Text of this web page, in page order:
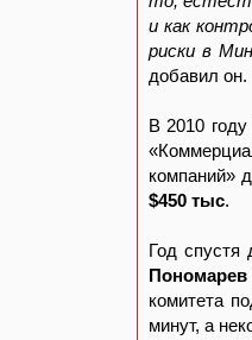
и как
риски в
добавил он.
В 2010
компаний»
$450 тыс.
Год спустя
комитета
минут, а